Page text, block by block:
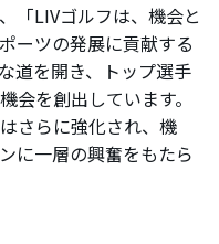
「LIVゴルフは、機会と
ーツの発展に貢献する
道を開き、トップ選手
会を創出しています。
さらに強化され、機
に一層の興奮をもたら